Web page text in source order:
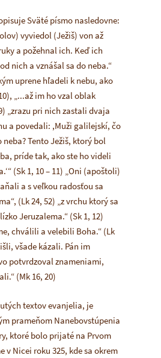
Sväté písmo nasledovne:
vyviedol (Ježiš) von až
a požehnal ich. Keď ich
nich a vznášal sa do neba.“
uprene hľadeli k nebu, ako
„...až im ho vzal oblak
„zrazu pri nich zastali dvaja
a povedali: ,Muži galilejskí, čo
Tento Ježiš, ktorý bol
príde tak, ako ste ho videli
(Sk 1, 10 – 11) „Oni (apoštoli)
a s veľkou radosťou sa
, (Lk 24, 52) „z vrchu ktorý sa
Jeruzalema.“ (Sk 1, 12)
chválili a velebili Boha.“(Lk
všade kázali. Pán im
potvrdzoval znameniami,
(Mk 16, 20)
textov evanjelia, je
prameňom Nanebovstúpenia
, ktoré bolo prijaté na Prvom
v Nicei roku 325, kde sa okrem